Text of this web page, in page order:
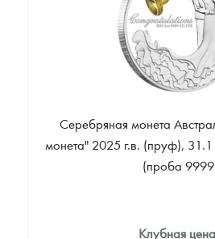
Серебряная монета
монета" 2025 г.в. (пруф), 31.1
(проба
Клубная цена